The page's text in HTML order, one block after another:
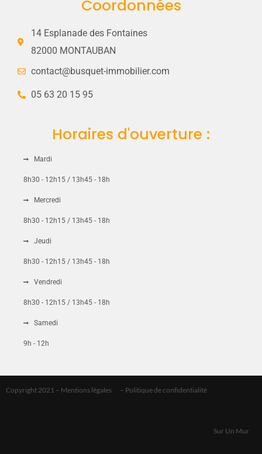
Coordonnées
14 Esplanade des Fontaines
82000 MONTAUBAN
contact@busquet-immobilier.com
05 63 20 15 95
Horaires d'ouverture :
Mardi
8h30 - 12h15 / 13h45 - 18h
Mercredi
8h30 - 12h15 / 13h45 - 18h
Jeudi
8h30 - 12h15 / 13h45 - 18h
Vendredi
8h30 - 12h15 / 13h45 - 18h
Samedi
9h - 12h
Copyright 2021 – Mentions légales – Politique de confidentialité
Sur Un Mur
Identifiant
Mot de passe
Mot de passe perdu ?